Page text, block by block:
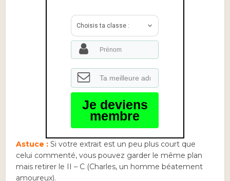
Choisis ta classe :
Je deviens
membre
Astuce : Sivotre extrait est un peu plus court que
celui commenté, vous pouvez garder le même plan
mais retirer le II – C (Charles, un homme béatement
amoureux).